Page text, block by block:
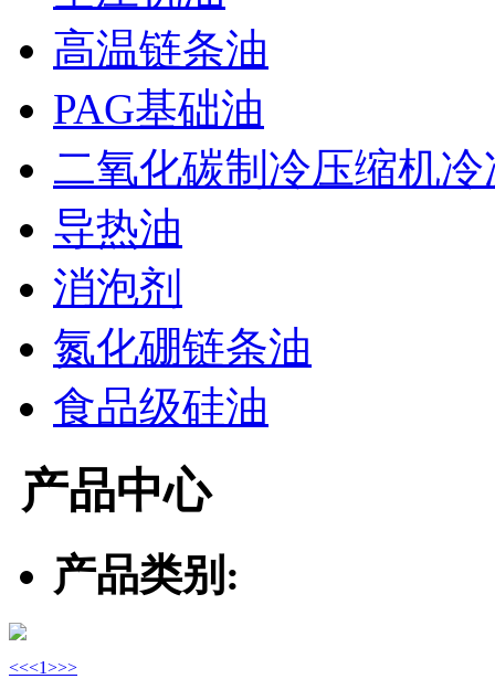
高温链条油
PAG基础油
二氧化碳制冷压缩机冷
导热油
消泡剂
氮化硼链条油
食品级硅油
产品中心
产品类别:
<<<1>>>